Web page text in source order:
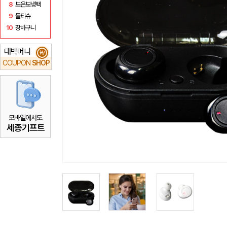
8 보온보냉백
9 물티슈
10 장바구니
대박머니
COUPON SHOP
₩
모바일에서도
세종기프트